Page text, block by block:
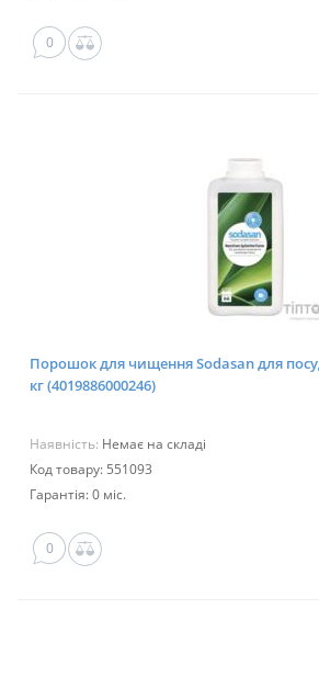
0
Порошок для чищення Sodasan для
кг (4019886000246)
Наявність: Немає на складі
Код товару: 551093
Гарантія: 0 міс.
0